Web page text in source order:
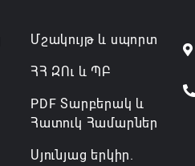
Մշակույթ և սպորտ
ՀՀ ԶՈւ և ՊԲ
PDF Տարբերակ և
Հատուկ Համարներ
Սյունյաց երկիր.